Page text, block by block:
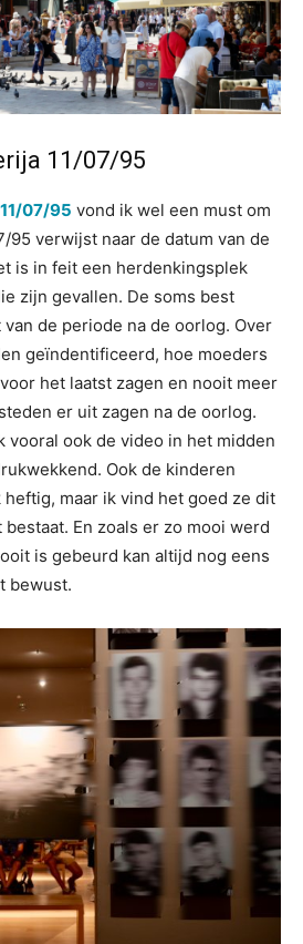
11/07/95
07/95 vond ik wel een must om
95 verwijst naar de datum van de
is in feit een herdenkingsplek
zijn gevallen. De soms best
de periode na de oorlog. Over
geïndentificeerd, hoe moeders
het laatst zagen en nooit meer
er uit zagen na de oorlog.
vooral ook de video in het midden
Ook de kinderen
maar ik vind het goed ze dit
En zoals er zo mooi werd
is gebeurd kan altijd nog eens
bewust.